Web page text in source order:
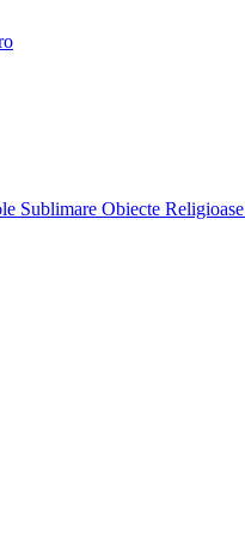
Sublimare Obiecte Religioase